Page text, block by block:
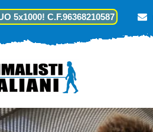
5x1000! C.F.96368210587